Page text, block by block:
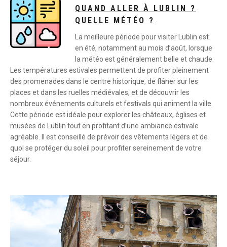
QUAND ALLER À LUBLIN ?
QUELLE MÉTÉO ?
La meilleure période pour visiter Lublin est
en été, notamment au mois d’août, lorsque
la météo est généralement belle et chaude.
Les températures estivales permettent de profiter pleinement
des promenades dans le centre historique, de flâner sur les
places et dans les ruelles médiévales, et de découvrir les
nombreux événements culturels et festivals qui animent la ville.
Cette période est idéale pour explorer les châteaux, églises et
musées de Lublin tout en profitant d’une ambiance estivale
agréable. Il est conseillé de prévoir des vêtements légers et de
quoi se protéger du soleil pour profiter sereinement de votre
séjour.